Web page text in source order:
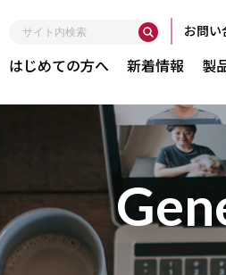
はじめての方へ 新着情報 製
ない
短期間で実現
イ
お問い